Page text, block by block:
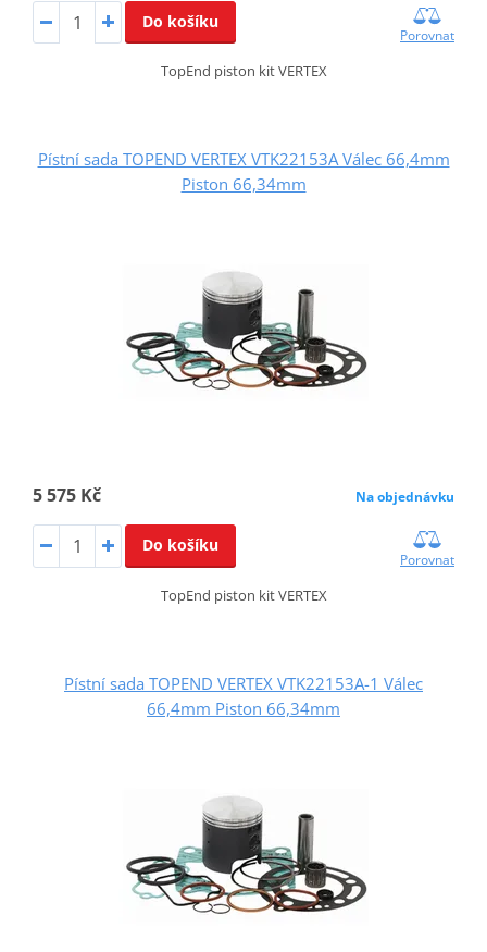
Do košíku
Porovnat
TopEnd piston kit VERTEX
Pístní sada TOPEND VERTEX VTK22153A Válec 66,4mm
Piston 66,34mm
5 575 Kč Na objednávku
Do košíku
Porovnat
TopEnd piston kit VERTEX
Pístní sada TOPEND VERTEX VTK22153A-1 Válec
66,4mm Piston 66,34mm